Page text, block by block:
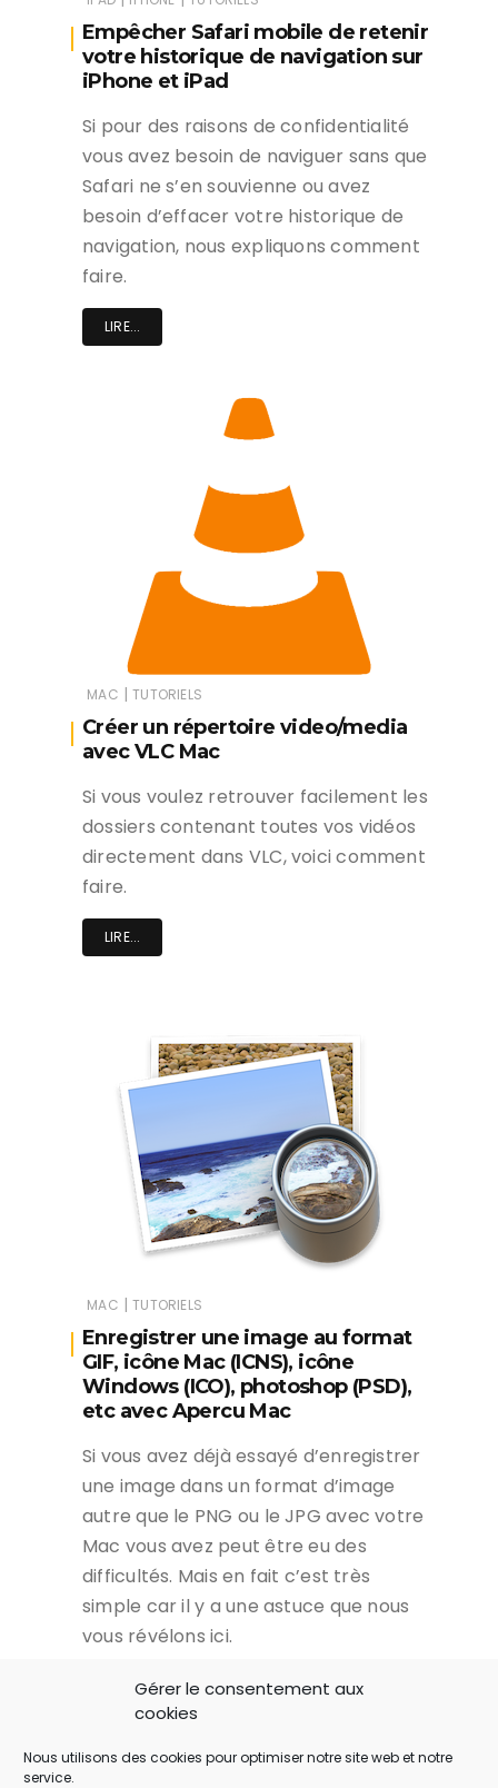
Gérer le consentement aux
cookies
Nous utilisons des cookies pour optimiser notre site web et notre
service.
Empêcher Safari mobile de retenir
votre historique de navigation sur
iPhone et iPad
Si pour des raisons de confidentialité
vous avez besoin de naviguer sans que
Safari ne s’en souvienne ou avez
besoin d’effacer votre historique de
navigation, nous expliquons comment
faire.
LIRE...
MAC | TUTORIELS
Créer un répertoire video/media
avec VLC Mac
Si vous voulez retrouver facilement les
dossiers contenant toutes vos vidéos
directement dans VLC, voici comment
faire.
LIRE...
MAC | TUTORIELS
Enregistrer une image au format
GIF, icône Mac (ICNS), icône
Windows (ICO), photoshop (PSD),
etc avec Apercu Mac
Si vous avez déjà essayé d’enregistrer
une image dans un format d’image
autre que le PNG ou le JPG avec votre
Mac vous avez peut être eu des
difficultés. Mais en fait c’est très
simple car il y a une astuce que nous
vous révélons ici.
LIRE...